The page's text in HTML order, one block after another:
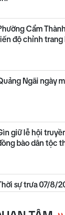
Cẩm
độ chỉnh trang
Ngãi ngày
giữ lễ hội
bào dân tộc
sự trưa 07/8/